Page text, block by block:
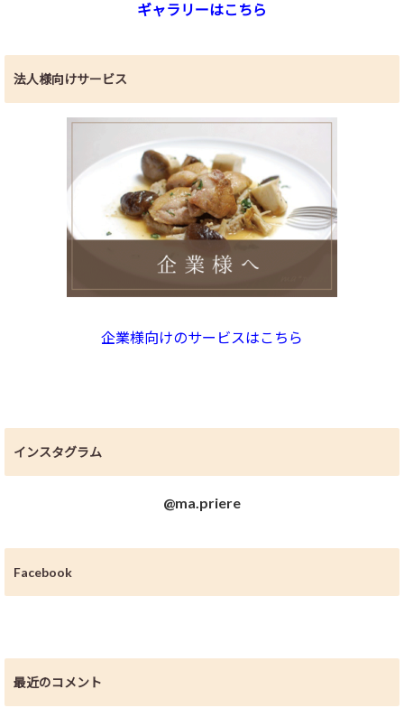
ギャラリーはこちら
法人様向けサービス
企業様向けのサービスはこちら
インスタグラム
@ma.priere
Facebook
最近のコメント